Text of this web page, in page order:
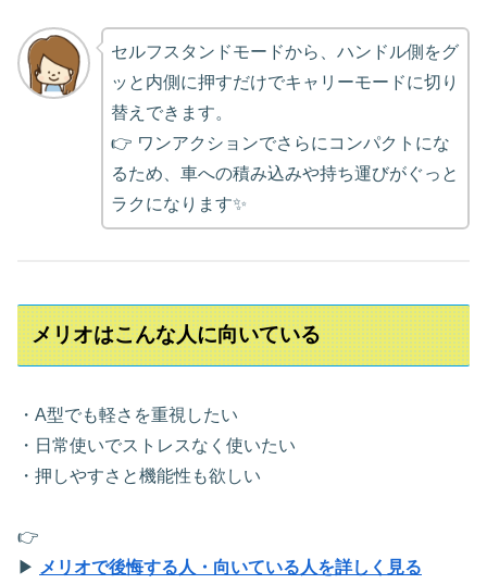
セルフスタンドモードから、ハンドル側をグ
ッと内側に押すだけでキャリーモードに切り
替えできます。
👉 ワンアクションでさらにコンパクトにな
るため、車への積み込みや持ち運びがぐっと
ラクになります✨
メリオはこんな人に向いている
・A型でも軽さを重視したい
・日常使いでストレスなく使いたい
・押しやすさと機能性も欲しい
👉
▶ メリオで後悔する人・向いている人を詳しく見る